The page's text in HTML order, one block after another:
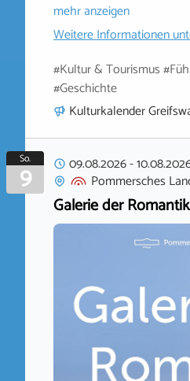
mehr anzeigen
Weitere Informationen
#Kultur & Tourismus
#Geschichte
Kulturkalender
So.
9 09.08.2026-
Pommersches
Galerie der Romantik